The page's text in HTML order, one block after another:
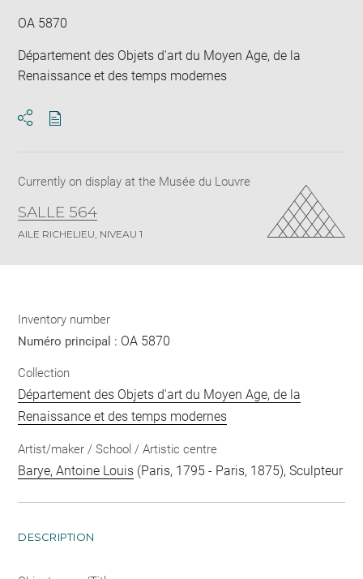
OA 5870
Département des Objets d'art du Moyen Age, de la
Renaissance et des temps modernes
Currently on display at the Musée du Louvre
SALLE 564
AILE RICHELIEU, NIVEAU 1
Inventory number
Numéro principal : OA 5870
Collection
Département des Objets d'art du Moyen Age, de la
Renaissance et des temps modernes
Artist/maker / School / Artistic centre
Barye, Antoine Louis (Paris, 1795 - Paris, 1875), Sculpteur
DESCRIPTION